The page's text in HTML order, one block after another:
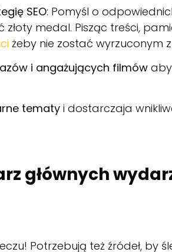
SEO: Pomyśl o
medal. Pisząc treści,
żeby nie zostać wyrzuconym
i angażujących filmów
tematy i dostarczaja
głównych
Potrzebują też źródeł, by